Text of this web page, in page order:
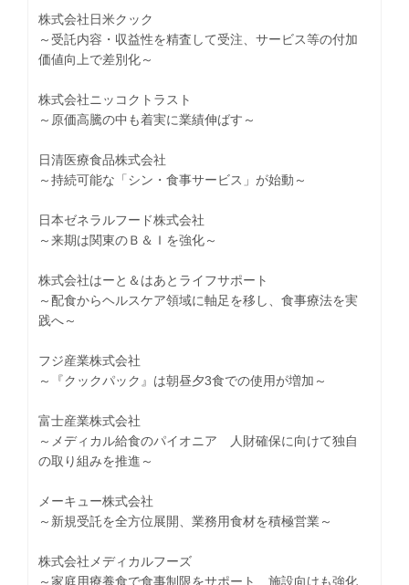
株式会社日米クック
～受託内容・収益性を精査して受注、サービス等の付加
価値向上で差別化～
株式会社ニッコクトラスト
～原価高騰の中も着実に業績伸ばす～
日清医療食品株式会社
～持続可能な「シン・食事サービス」が始動～
日本ゼネラルフード株式会社
～来期は関東のＢ＆Ｉを強化～
株式会社はーと＆はあとライフサポート
～配食からヘルスケア領域に軸足を移し、食事療法を実
践へ～
フジ産業株式会社
～『クックパック』は朝昼夕3食での使用が増加～
富士産業株式会社
～メディカル給食のパイオニア 人財確保に向けて独自
の取り組みを推進～
メーキュー株式会社
～新規受託を全方位展開、業務用食材を積極営業～
株式会社メディカルフーズ
～家庭用療養食で食事制限をサポート 施設向けも強化